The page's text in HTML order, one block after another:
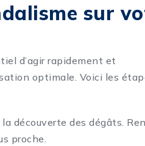
sur
d’agir rapidement et
optimale. Voici les
découverte des dégâts.
proche.